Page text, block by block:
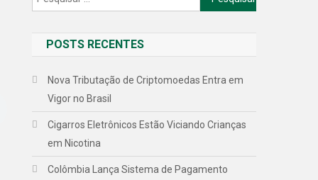
por:
POSTS RECENTES
Nova Tributação de Criptomoedas Entra em
Vigor no Brasil
Cigarros Eletrônicos Estão Viciando Crianças
em Nicotina
Colômbia Lança Sistema de Pagamento